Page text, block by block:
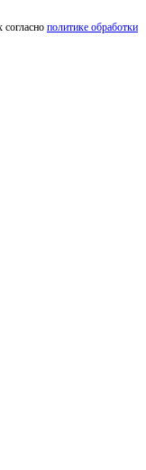
политике обработки